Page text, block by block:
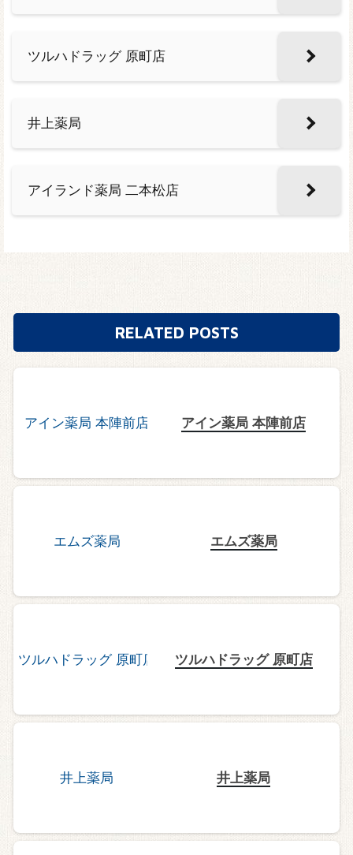
ツルハドラッグ 原町店
井上薬局
アイランド薬局 二本松店
RELATED POSTS
アイン薬局 本陣前店
エムズ薬局
ツルハドラッグ 原町店
井上薬局